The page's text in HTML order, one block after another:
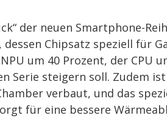
der neuen Smartphone-
dessen Chipsatz speziell für
um 40 Prozent, der CPU
Serie steigern soll. Zudem
verbaut, und das
für eine bessere